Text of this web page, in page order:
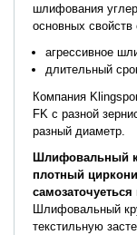
шлифования
основных свойств
агрессивное
длительный
Компания
FK с разной
разный диаметр.
Шлифовальный
плотный
Шлифовальный
текстильную